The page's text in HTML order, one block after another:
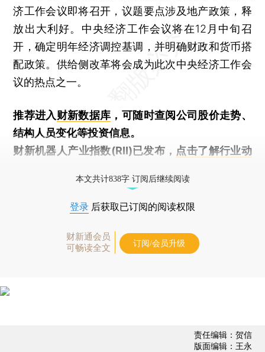
济工作会议即将召开，议题要点涉及地产政策，释
放出大利好。中央经济工作会议将在12月中旬召
开，确定明年经济调控基调，并明确财政和货币搭
配政策。供给侧改革将会成为此次中央经济工作会
议的热点之一。
推荐进入财新数据库 ，可随时查阅公司股价走势、
结构人员变化等投资信息。
财新机器人产业指数(RII)已发布， 点击了解行业动
本文共计838字 订阅后继续阅读
登录 后获取已订阅的阅读权限
财新通会员
可畅读全文
订阅/会员升级
责任编辑：贺信
版面编辑：王永